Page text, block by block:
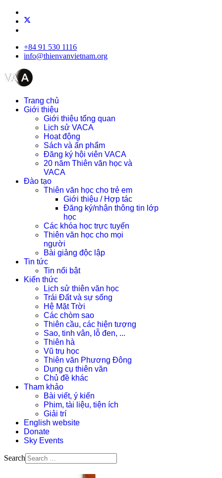
+84 91 530 1116
info@thienvanvietnam.org
Trang chủ
Giới thiệu
Giới thiệu tổng quan
Lịch sử VACA
Hoạt động
Sách và ấn phẩm
Đăng ký hội viên VACA
20 năm Thiên văn học và
VACA
Đào tạo
Thiên văn học cho trẻ em
Giới thiệu / Hợp tác
Đăng ký/nhận thông tin lớp
học
Các khóa học trực tuyến
Thiên văn học cho mọi
người
Bài giảng độc lập
Tin tức
Tin nổi bật
Kiến thức
Lịch sử thiên văn học
Trái Đất và sự sống
Hệ Mặt Trời
Các chòm sao
Thiên cầu, các hiện tượng
Sao, tinh vân, lỗ đen, ...
Thiên hà
Vũ trụ học
Thiên văn Phương Đông
Dụng cụ thiên văn
Chủ đề khác
Tham khảo
Bài viết, ý kiến
Phim, tài liệu, tiện ích
Giải trí
English website
Donate
Sky Events
Search